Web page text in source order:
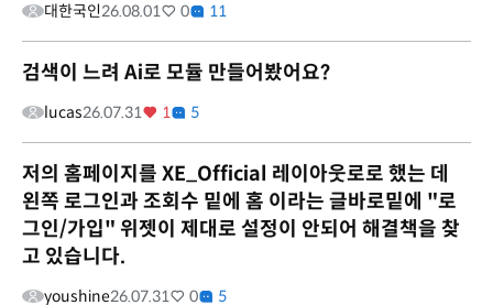
대한국인26.08.01 0 11
검색이 느려 Ai로 모듈 만들어봤어요?
lucas26.07.31 1 5
저의 홈페이지를 XE_Official 레이아웃로로 했는 데
왼쪽 로그인과 조회수 밑에 홈 이라는 글바로밑에 "로
그인/가입" 위젯이 제대로 설정이 안되어 해결책을 찾
고 있습니다.
youshine26.07.31 0 5